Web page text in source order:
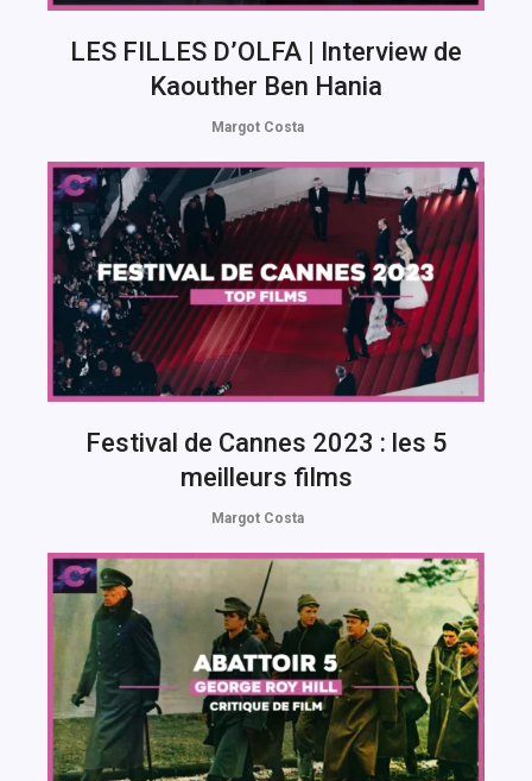
LES FILLES D’OLFA | Interview de
Kaouther Ben Hania
Margot Costa
Festival de Cannes 2023 : les 5
meilleurs films
Margot Costa